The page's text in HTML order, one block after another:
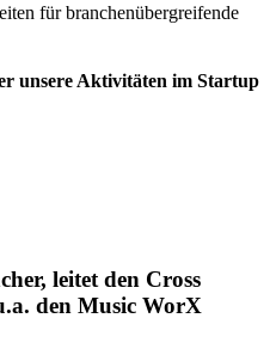
für branchenübergreifende
unsere Aktivitäten im Startup
leitet den Cross
den Music WorX